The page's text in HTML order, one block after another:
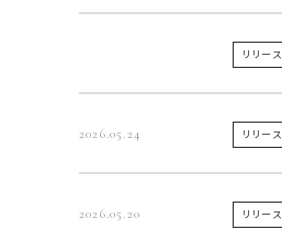
リリース
2026.05.24 リリース
2026.05.20 リリース